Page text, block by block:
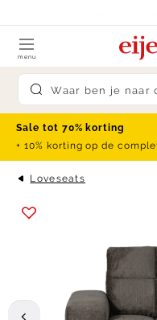
Submit search
menu
Sale tot 70% korting
+ 10% korting op de
Loveseats